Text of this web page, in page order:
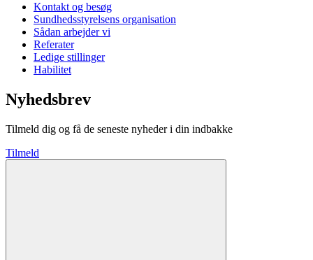
Kontakt og besøg
Sundhedsstyrelsens organisation
Sådan arbejder vi
Referater
Ledige stillinger
Habilitet
Nyhedsbrev
Tilmeld dig og få de seneste nyheder i din indbakke
Tilmeld